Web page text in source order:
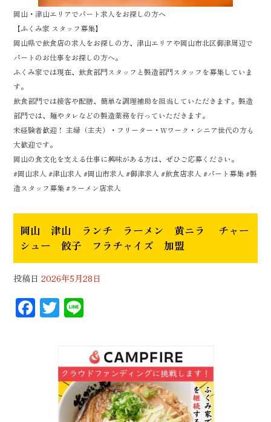
岡山・津山エリアでパート求人をお探しの方へ
【ふくみ家 スタッフ募集】
岡山県で飲食店の求人をお探しの方、津山エリアや岡山市北区御津周辺で
パートのお仕事をお探しの方へ。
ふくみ家では現在、飲食部門スタッフと製造部門スタッフを募集していま
す。
飲食部門では接客や配膳、簡単な調理補助を担当していただきます。製造
部門では、麺やタレなどの製造業務を行っていただきます。
未経験者歓迎！ 主婦（主夫）・フリーター・Wワーク・シニア世代の方も
大歓迎です。
岡山の食文化を支える仕事に興味がある方は、ぜひご応募ください。
#岡山求人 #津山求人 #岡山市求人 #御津求人 #飲食店求人 #パート募集 #製
造スタッフ募集 #ラーメン店求人
岡山 津山 ランチ ラーメン 黄ニラ チャー
シュー 餃子 フラチャイズ 加盟
投稿日 2026年5月28日
F
ac
T
wi
er
e